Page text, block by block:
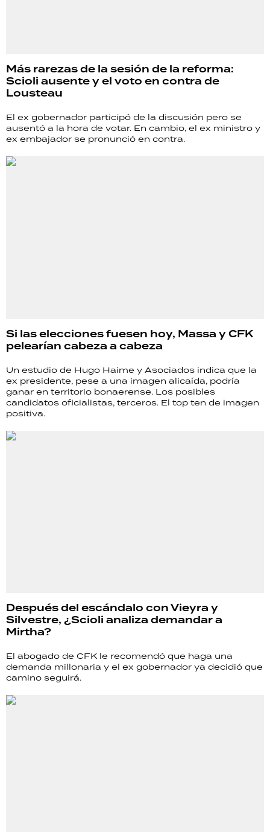
Más rarezas de la sesión de la reforma:
Scioli ausente y el voto en contra de
Lousteau
El ex gobernador participó de la discusión pero se
ausentó a la hora de votar. En cambio, el ex ministro y
ex embajador se pronunció en contra.
Si las elecciones fuesen hoy, Massa y CFK
pelearían cabeza a cabeza
Un estudio de Hugo Haime y Asociados indica que la
ex presidente, pese a una imagen alicaída, podría
ganar en territorio bonaerense. Los posibles
candidatos oficialistas, terceros. El top ten de imagen
positiva.
Después del escándalo con Vieyra y
Silvestre, ¿Scioli analiza demandar a
Mirtha?
El abogado de CFK le recomendó que haga una
demanda millonaria y el ex gobernador ya decidió que
camino seguirá.